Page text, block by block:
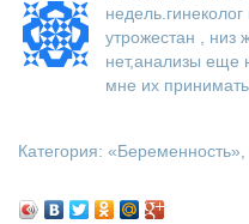
утрожестан , низ
нет,анализы еще
мне их
Категория: «Беременность»,